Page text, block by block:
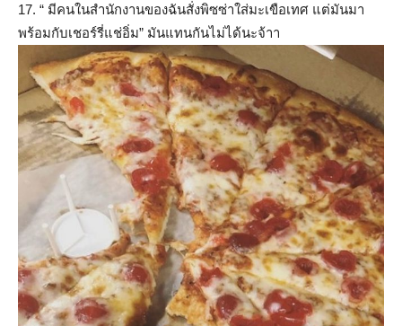
17. “ มีคนในสำนักงานของฉันสั่งพิซซ่าใส่มะเขือเทศ แต่มันมา
พร้อมกับเชอร์รี่แช่อิ่ม” มันแทนกันไม่ได้นะจ้าา